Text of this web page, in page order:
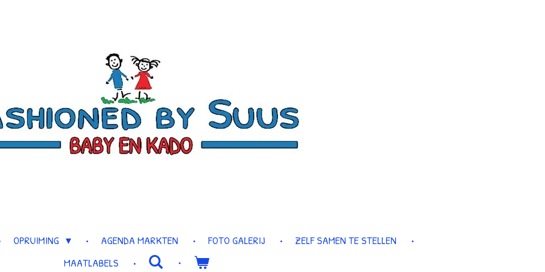
OPRUIMING AGENDA MARKTEN FOTO GALERIJ
ZELF SAMEN TE STELLEN
MAATLABELS